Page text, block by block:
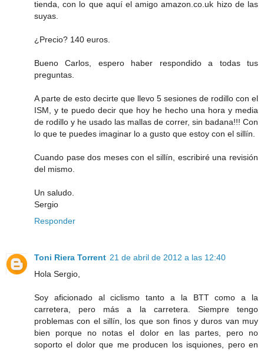
tienda, con lo que aquí el amigo amazon.co.uk hizo de las
suyas.
¿Precio? 140 euros.
Bueno Carlos, espero haber respondido a todas tus
preguntas.
A parte de esto decirte que llevo 5 sesiones de rodillo con el
ISM, y te puedo decir que hoy he hecho una hora y media
de rodillo y he usado las mallas de correr, sin badana!!! Con
lo que te puedes imaginar lo a gusto que estoy con el sillín.
Cuando pase dos meses con el sillín, escribiré una revisión
del mismo.
Un saludo.
Sergio
Responder
Toni Riera Torrent 21 de abril de 2012 a las 12:40
Hola Sergio,
Soy aficionado al ciclismo tanto a la BTT como a la
carretera, pero más a la carretera. Siempre tengo
problemas con el sillín, los que son finos y duros van muy
bien porque no notas el dolor en las partes, pero no
soporto el dolor que me producen los isquiones, pero en